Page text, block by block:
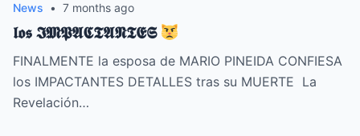
News • 7 months ago
𝖑𝖔𝖘 𝕴𝕸𝕻𝕬𝕮𝕿𝕬𝕹𝕿𝕰𝕾
FINALMENTE la esposa de MARIO PINEIDA CONFIESA
los IMPACTANTES DETALLES tras su MUERTE La
Revelación…